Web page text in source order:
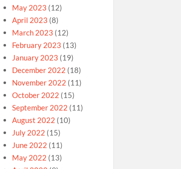
May 2023 (12)
April 2023 (8)
March 2023 (12)
February 2023 (13)
January 2023 (19)
December 2022 (18)
November 2022 (11)
October 2022 (15)
September 2022 (11)
August 2022 (10)
July 2022 (15)
June 2022 (11)
May 2022 (13)